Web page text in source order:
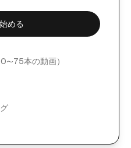
める
75本の動画）